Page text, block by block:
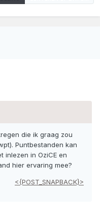
die ik graag zou
Puntbestanden kan
inlezen in OziCE en
hier ervaring mee?
<{POST_SNAPBACK}>